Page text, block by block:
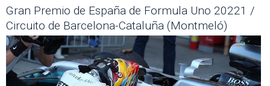
Gran Premio de España de Formula Uno 20221 /
Circuito de Barcelona-Cataluña (Montmeló)